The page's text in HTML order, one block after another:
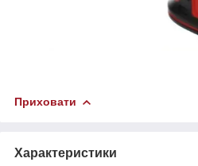
Приховати
Характеристики